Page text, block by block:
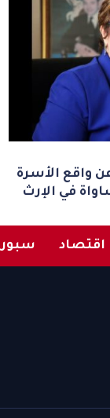
واقع الأسرة
في الإرث
اقتصاد سبور